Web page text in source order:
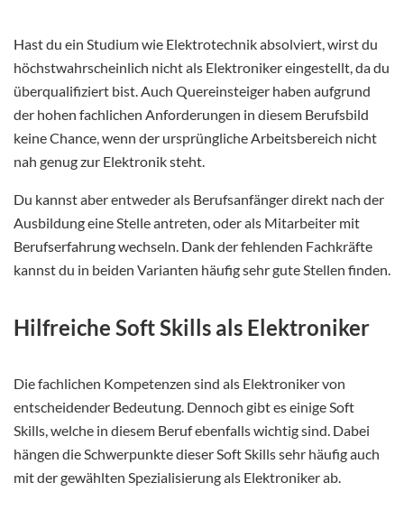
Hast du ein Studium wie Elektrotechnik absolviert, wirst du
höchstwahrscheinlich nicht als Elektroniker eingestellt, da du
überqualifiziert bist. Auch Quereinsteiger haben aufgrund
der hohen fachlichen Anforderungen in diesem Berufsbild
keine Chance, wenn der ursprüngliche Arbeitsbereich nicht
nah genug zur Elektronik steht.
Du kannst aber entweder als Berufsanfänger direkt nach der
Ausbildung eine Stelle antreten, oder als Mitarbeiter mit
Berufserfahrung wechseln. Dank der fehlenden Fachkräfte
kannst du in beiden Varianten häufig sehr gute Stellen finden.
Hilfreiche Soft Skills als Elektroniker
Die fachlichen Kompetenzen sind als Elektroniker von
entscheidender Bedeutung. Dennoch gibt es einige Soft
Skills, welche in diesem Beruf ebenfalls wichtig sind. Dabei
hängen die Schwerpunkte dieser Soft Skills sehr häufig auch
mit der gewählten Spezialisierung als Elektroniker ab.